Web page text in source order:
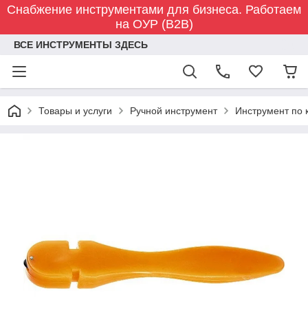
Снабжение инструментами для бизнеса. Работаем
на ОУР (B2B)
ВСЕ ИНСТРУМЕНТЫ ЗДЕСЬ
Товары и услуги Ручной инструмент Инструмент по